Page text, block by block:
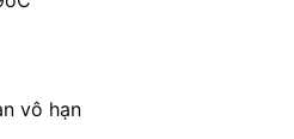
vô hạn